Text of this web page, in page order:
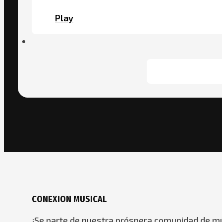
Play
CONEXION MUSICAL